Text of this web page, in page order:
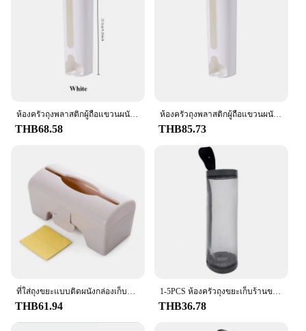
perfect addition to any vendor's inventory or a
thoughtful gift for friends and family.
**Adaptable and Convenient**
The Plastic Bag Holder is designed with
convenience in mind. Its sleek design allows for
indispensable tool for anyone looking to reduce
waste and maintain an organized environment. Its
you can store a variety of sizes, from small grocery
bags to larger trash bags. This holder is not just a
storage solution; it's a commitment to sustainability
and organization.
ห้องครัวถุงพลาสติกผู้ถือแขวนผนังถุงขยะกล่องเก็บถังขยะห้องน้ําถังDispenserอุปกรณ์ครัว
THB68.58
ห้องครัวถุงพลาสติกผู้ถือแขวนผนังถุงขยะกล่องเก็บถังขยะห้องน้ําถังDispenserอุปกรณ์ครัว
THB85.73
ที่ใส่ถุงขยะแบบติดผนังกล่องเก็บถุงขยะในครัวที่ทนทานเครื่องจ่ายขยะที่เก็บถุงพลาสติก
THB61.94
1-5PCS ห้องครัวถุงขยะเก็บร้านขายของชํากระเป๋าผู้ถือ Wall Mount ถุงพลาสติกผู้ถือ Dispenser แขวนขยะ Organizer
THB36.78